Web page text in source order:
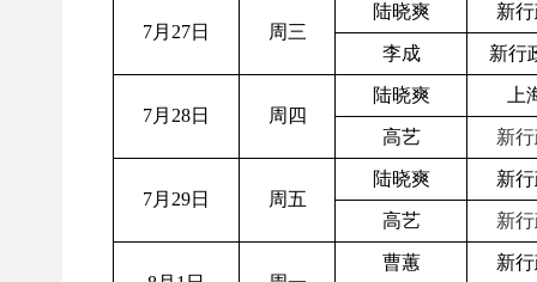
7月27日 周三
陆晓爽 新
李成 新行
7月28日 周四
陆晓爽
高艺 新
7月29日 周五
陆晓爽 新
高艺 新
曹蕙 新